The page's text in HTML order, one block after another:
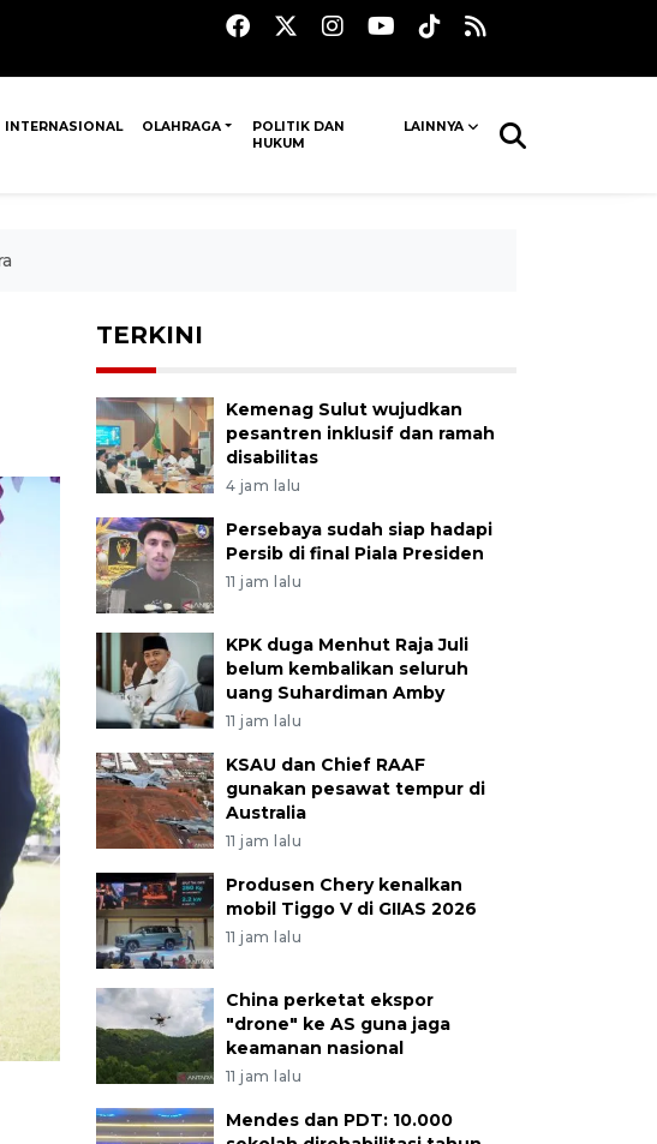
INTERNASIONAL OLAHRAGA
POLITIK DAN
HUKUM
LAINNYA
TERKINI
Kemenag Sulut wujudkan
pesantren inklusif dan ramah
disabilitas
4 jam lalu
Persebaya sudah siap hadapi
Persib di final Piala Presiden
11 jam lalu
KPK duga Menhut Raja Juli
belum kembalikan seluruh
uang Suhardiman Amby
11 jam lalu
KSAU dan Chief RAAF
gunakan pesawat tempur di
Australia
11 jam lalu
Produsen Chery kenalkan
mobil Tiggo V di GIIAS 2026
11 jam lalu
China perketat ekspor
"drone" ke AS guna jaga
keamanan nasional
11 jam lalu
Mendes dan PDT: 10.000